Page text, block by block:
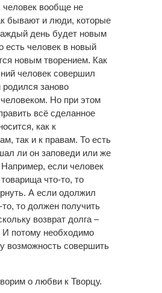
человек вообще не
бывают и люди, которые
день будет новым
есть человек в новый
новым творением. Как
человек совершил
родился заново
Но при этом
всё сделанное
как к
так и к правам. То есть
ли он заповеди или же
если человек
что-то, то
А если одолжил
то должен получить
возврат долга –
И потому необходимо
возможность совершить
о любви к Творцу.